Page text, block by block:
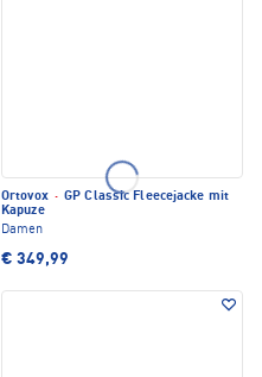
Ortovox · GP Classic Fleecejacke mit
Kapuze
Damen
€ 349,99